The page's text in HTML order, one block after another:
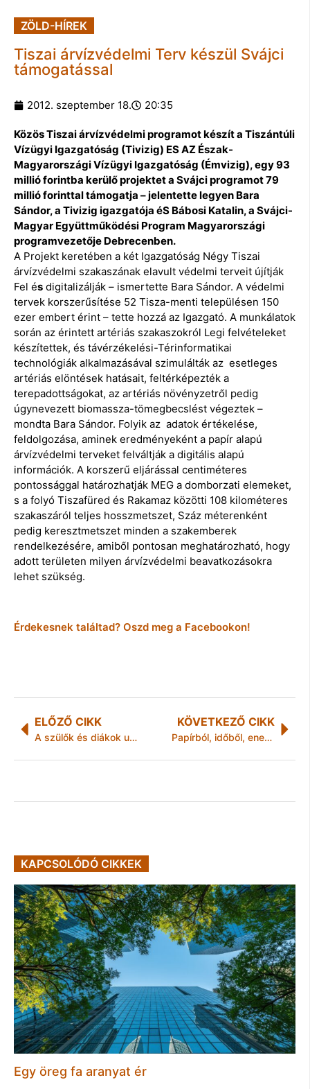
ZÖLD-HÍREK
Tiszai árvízvédelmi Terv készül Svájci
támogatással
2012. szeptember 18. 20:35
Közös Tiszai árvízvédelmi programot készít a Tiszántúli
Vízügyi Igazgatóság (Tivizig) ES AZ Észak-
Magyarországi Vízügyi Igazgatóság (Émvizig), egy 93
millió forintba kerülő projektet a Svájci programot 79
millió forinttal támogatja – jelentette legyen Bara
Sándor, a Tivizig igazgatója éS Bábosi Katalin, a Svájci-
Magyar Együttműködési Program Magyarországi
programvezetője Debrecenben.
A Projekt keretében a két Igazgatóság Négy Tiszai
árvízvédelmi szakaszának elavult védelmi terveit újítják
Fel és digitalizálják – ismertette Bara Sándor. A védelmi
tervek korszerűsítése 52 Tisza-menti településen 150
ezer embert érint – tette hozzá az Igazgató. A munkálatok
során az érintett artériás szakaszokról Legi felvételeket
készítettek, és távérzékelési-Térinformatikai
technológiák alkalmazásával szimulálták az esetleges
artériás elöntések hatásait, feltérképezték a
terepadottságokat, az artériás növényzetről pedig
úgynevezett biomassza-tömegbecslést végeztek –
mondta Bara Sándor. Folyik az adatok értékelése,
feldolgozása, aminek eredményeként a papír alapú
árvízvédelmi terveket felváltják a digitális alapú
információk. A korszerű eljárással centiméteres
pontossággal határozhatják MEG a domborzati elemeket,
s a folyó Tiszafüred és Rakamaz közötti 108 kilométeres
szakaszáról teljes hosszmetszet, Száz méterenként
pedig keresztmetszet minden a szakemberek
rendelkezésére, amiből pontosan meghatározható, hogy
adott területen milyen árvízvédelmi beavatkozásokra
lehet szükség.
Érdekesnek találtad? Oszd meg a Facebookon!
ELŐZŐ CIKK
A szülők és diákok után a tantestület és az alkalmazottak is igent mondtak Veres Pálra
KÖVETKEZŐ CIKK
Papírból, időből, energiából is egyre kevesebb kell az ügyintézésekhez
KAPCSOLÓDÓ CIKKEK
Egy öreg fa aranyat ér